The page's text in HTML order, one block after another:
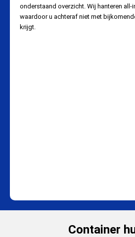
onderstaand overzicht. Wij hanteren all-
waardoor u achteraf niet met
krijgt.
Container